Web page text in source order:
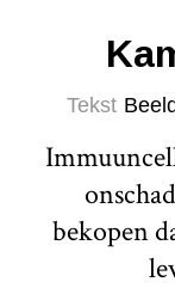
Tekst
bekopen